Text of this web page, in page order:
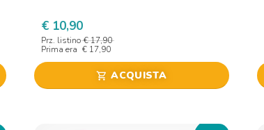
€ 10,90
Prz. listino € 17,90
Prima era € 17,90
shopping_cart ACQUISTA